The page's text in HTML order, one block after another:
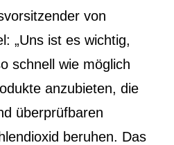
von
„Uns ist es wichtig,
schnell wie möglich
anzubieten, die
überprüfbaren
beruhen. Das